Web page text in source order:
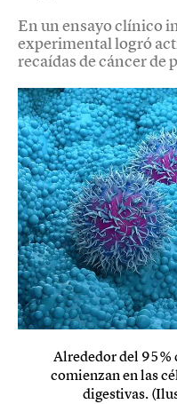
En un ensayo clínico
experimental logró
recaídas de cáncer de
Alrededor del 95%
comienzan en las
digestivas.